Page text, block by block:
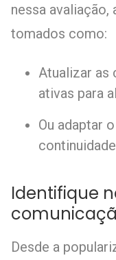
nessa avaliação,
tomados como:
Atualizar as
ativas para
Ou adaptar
Identifique
Desde a